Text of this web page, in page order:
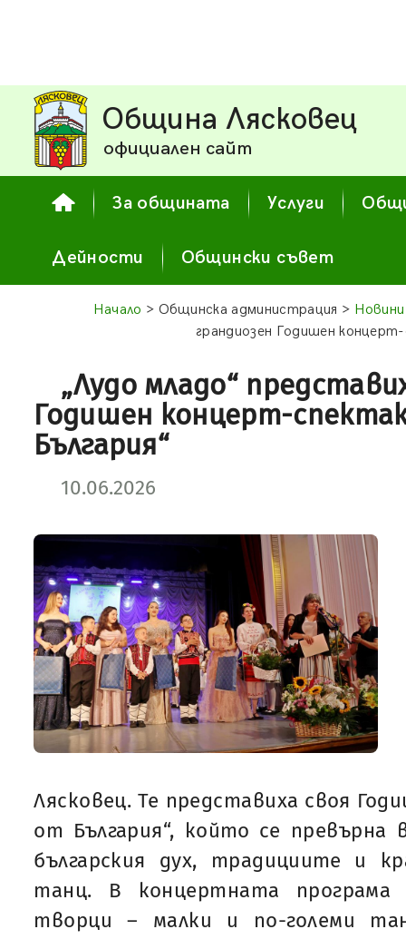
Община Лясковец
официален сайт
За общината Услуги
Дейности Общински съвет
Начало > Общинска администрация >
грандиозен Годишен
„Лудо младо“
Годишен концерт-
България“
10.06.2026
Лясковец. Те представиха своя
от България“, който се превърна
българския дух, традициите и
танц. В концертната програма
творци – малки и по-големи